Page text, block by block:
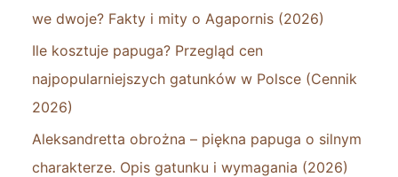
we dwoje? Fakty i mity o Agapornis (2026)
Ile kosztuje papuga? Przegląd cen
najpopularniejszych gatunków w Polsce (Cennik
2026)
Aleksandretta obrożna – piękna papuga o silnym
charakterze. Opis gatunku i wymagania (2026)